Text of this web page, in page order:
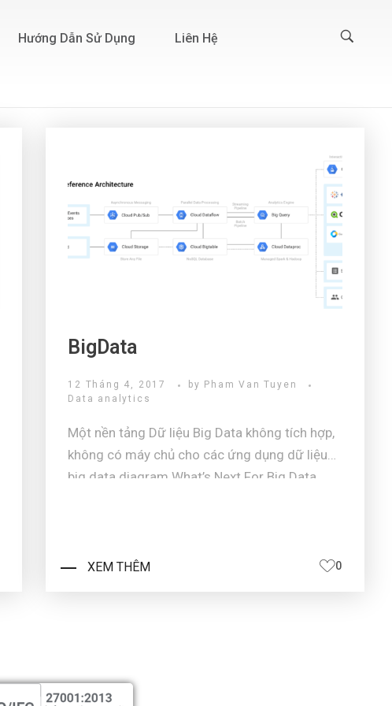
Hướng Dẫn Sử Dụng Liên Hệ
BigData
12 Tháng 4, 2017 by Pham Van Tuyen
Data analytics
Một nền tảng Dữ liệu Big Data không tích hợp,
không có máy chủ cho các ứng dụng dữ liệu
big data diagram What’s Next For Big Data
XEM THÊM 0